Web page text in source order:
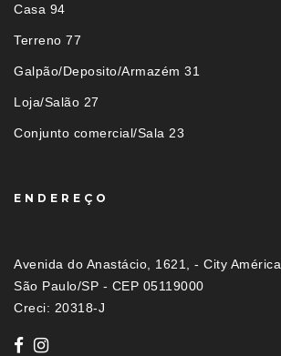
Casa 94
Terreno 77
Galpão/Deposito/Armazém 31
Loja/Salão 27
Conjunto comercial/Sala 23
ENDEREÇO
Avenida do Anastácio, 1621, - City América
São Paulo/SP - CEP 05119000
Creci: 20318-J